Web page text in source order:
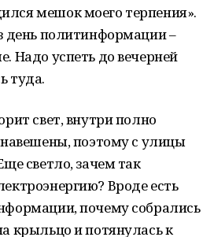
мешок моего терпения».
день политинформации –
Надо успеть до вечерней
туда.
свет, внутри полно
поэтому с улицы
светло, зачем так
Вроде есть
почему собрались
крыльцо и потянулась к